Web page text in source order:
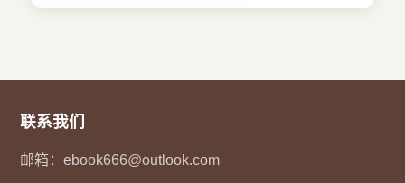
联系我们
邮箱：ebook666@outlook.com